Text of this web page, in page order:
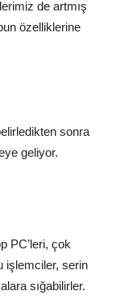
de artmış
özelliklerine
sonra
geliyor.
PC’leri, çok
işlemciler, serin
sığabilirler.